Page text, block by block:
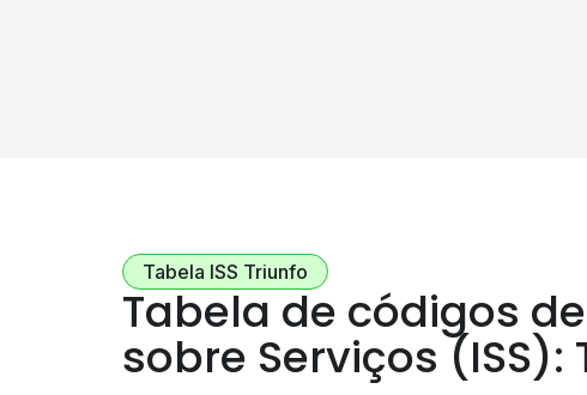
Tabela ISS Triunfo
Tabela de códigos
sobre Serviços (ISS):